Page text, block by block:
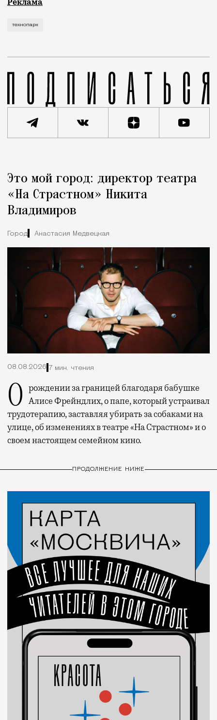
технопарк
Город
Это мой город: директор театра
«На Страстном» Никита
Владимиров
Город Анастасия Медвецкая
08.08.2026 7 мин. чтения
О рождении за границей благодаря бабушке Алисе Фрейндлих, о папе, который устраивал
трудотерапию, заставляя убирать за собаками на
улице, об изменениях в театре «На Страстном» и о
своем настоящем семейном кино.
ПРОДОЛЖЕНИЕ НИЖЕ